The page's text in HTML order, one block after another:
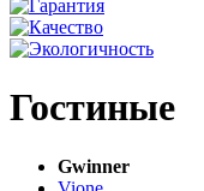
Гостиные
Gwinner